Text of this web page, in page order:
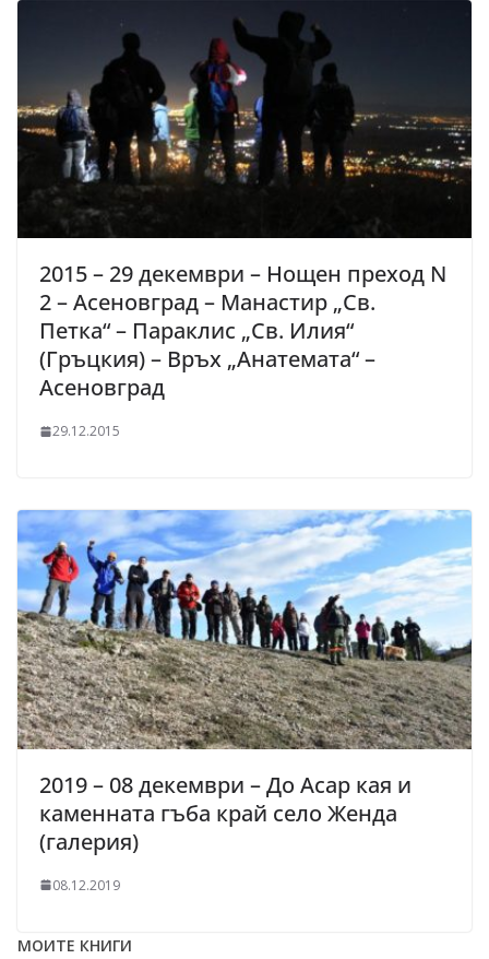
2015 – 29 декември – Нощен преход N
2 – Асеновград – Манастир „Св.
Петка“ – Параклис „Св. Илия“
(Гръцкия) – Връх „Анатемата“ –
Асеновград
29.12.2015
2019 – 08 декември – До Асар кая и
каменната гъба край село Женда
(галерия)
08.12.2019
МОИТЕ КНИГИ